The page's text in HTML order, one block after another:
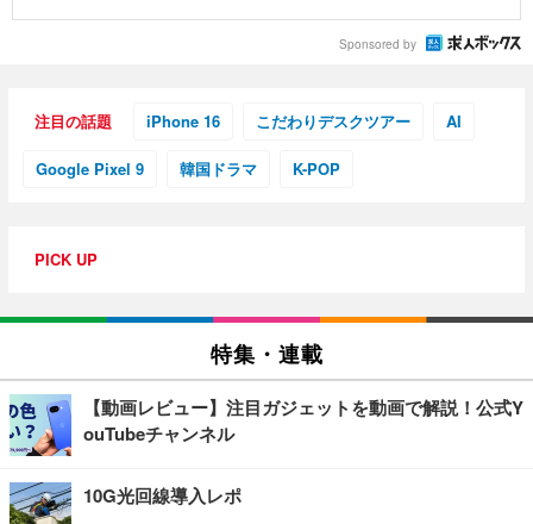
Sponsored by
注目の話題 iPhone 16 こだわりデスクツアー AI
Google Pixel 9 韓国ドラマ K-POP
PICK UP
特集・連載
【動画レビュー】注目ガジェットを動画で解説！公式Y
ouTubeチャンネル
10G光回線導入レポ